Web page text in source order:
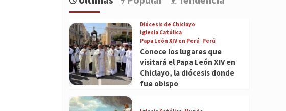
Diócesis de Chiclayo
Iglesia Católica
Papa León XIV en Perú Perú
Conoce los lugares que
visitará el Papa León XIV en
Chiclayo, la diócesis donde
fue obispo